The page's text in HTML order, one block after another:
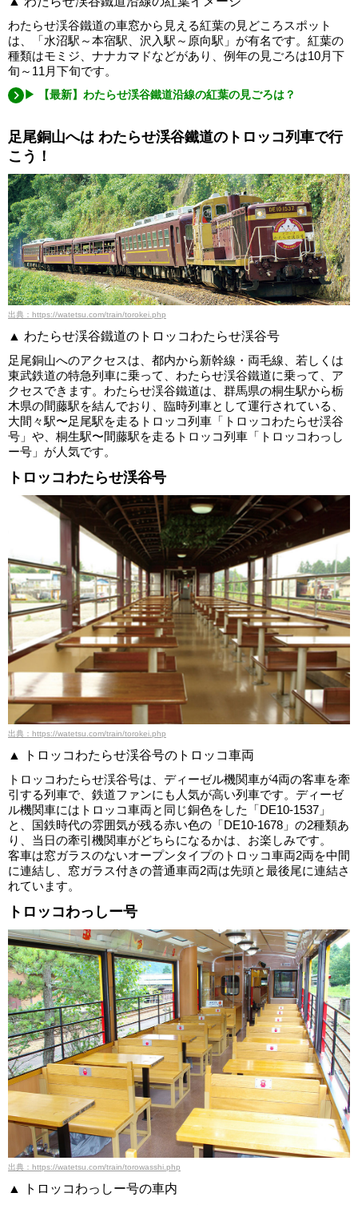
わたらせ渓谷鐵道の車窓から見える紅葉の見どころスポット
は、「水沼駅～本宿駅、沢入駅～原向駅」が有名です。紅葉の
種類はモミジ、ナナカマドなどがあり、例年の見ごろは10月下
旬～11月下旬です。
▶ 【最新】わたらせ渓谷鐵道沿線の紅葉の見ごろは？
足尾銅山へは わたらせ渓谷鐵道のトロッコ列車で行
こう！
出典：https://watetsu.com/train/torokei.php
▲ わたらせ渓谷鐵道のトロッコわたらせ渓谷号
足尾銅山へのアクセスは、都内から新幹線・両毛線、若しくは
東武鉄道の特急列車に乗って、わたらせ渓谷鐵道に乗って、ア
クセスできます。わたらせ渓谷鐵道は、群馬県の桐生駅から栃
木県の間藤駅を結んでおり、臨時列車として運行されている、
大間々駅〜足尾駅を走るトロッコ列車「トロッコわたらせ渓谷
号」や、桐生駅〜間藤駅を走るトロッコ列車「トロッコわっし
ー号」が人気です。
トロッコわたらせ渓谷号
出典：https://watetsu.com/train/torokei.php
▲ トロッコわたらせ渓谷号のトロッコ車両
トロッコわたらせ渓谷号は、ディーゼル機関車が4両の客車を牽
引する列車で、鉄道ファンにも人気が高い列車です。ディーゼ
ル機関車にはトロッコ車両と同じ銅色をした「DE10-1537」
と、国鉄時代の雰囲気が残る赤い色の「DE10-1678」の2種類あ
り、当日の牽引機関車がどちらになるかは、お楽しみです。
客車は窓ガラスのないオープンタイプのトロッコ車両2両を中間
に連結し、窓ガラス付きの普通車両2両は先頭と最後尾に連結さ
れています。
トロッコわっしー号
出典：https://watetsu.com/train/torowasshi.php
▲ トロッコわっしー号の車内